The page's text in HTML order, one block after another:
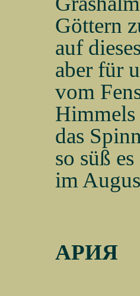
Göttern
auf
aber für
vom
Himmels
das
so süß
im
АРИЯ